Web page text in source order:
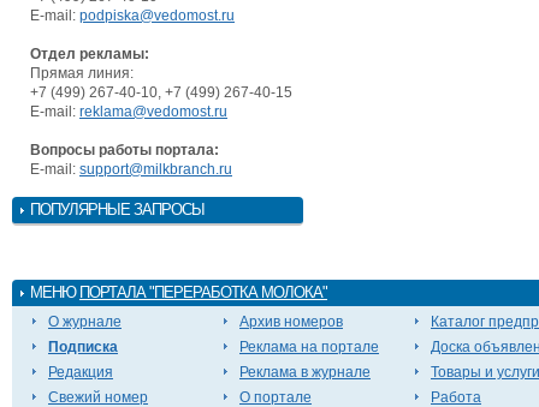
E-mail: podpiska@vedomost.ru
Отдел рекламы:
Прямая линия:
+7 (499) 267-40-10, +7 (499) 267-40-15
E-mail: reklama@vedomost.ru
Вопросы работы портала:
E-mail: support@milkbranch.ru
ПОПУЛЯРНЫЕ ЗАПРОСЫ
МЕНЮ ПОРТАЛА "ПЕРЕРАБОТКА МОЛОКА"
О журнале
Подписка
Редакция
Свежий номер
Архив номеров
Реклама на портале
Реклама в журнале
О портале
Каталог
Доска
Товары и услуги
Работа